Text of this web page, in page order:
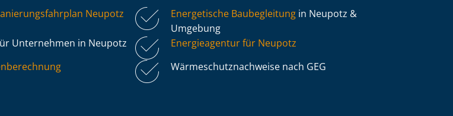
Neupotz Energetische Baubegleitung in Neupotz &
Umgebung
Unternehmen in Neupotz
Energieagentur für Neupotz
Wär­me­schutz­nach­wei­se nach GEG